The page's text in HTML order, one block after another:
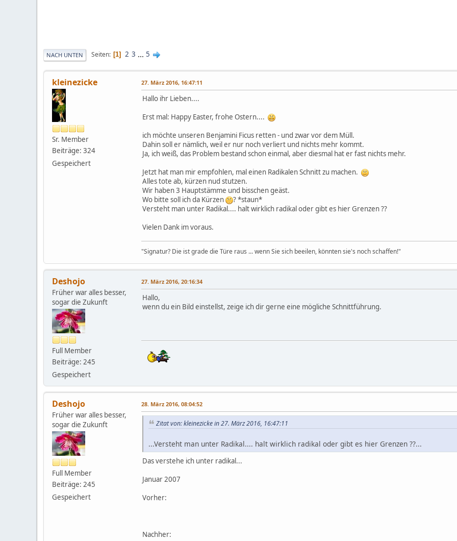
NACH UNTEN Seiten 1 2 3 ... 5
kleinezicke
Sr. Member
Beiträge: 324
Gespeichert
27. März 2016, 16:47:11
Hallo ihr Lieben....
Erst mal: Happy Easter, frohe Ostern....
ich möchte unseren Benjamini Ficus retten - und zwar vor dem Müll.
Dahin soll er nämlich, weil er nur noch verliert und nichts mehr kommt.
Ja, ich weiß, das Problem bestand schon einmal, aber diesmal hat er fast nichts mehr.
Jetzt hat man mir empfohlen, mal einen Radikalen Schnitt zu machen.
Alles tote ab, kürzen nud stutzen.
Wir haben 3 Hauptstämme und bisschen geäst.
Wo bitte soll ich da Kürzen
? *staun*
Versteht man unter Radikal.... halt wirklich radikal oder gibt es hier Grenzen ??
Vielen Dank im voraus.
"Signatur? Die ist grade die Türe raus ... wenn Sie sich beeilen, könnten sie's noch schaffen!"
Deshojo
Früher war alles besser,
sogar die Zukunft
Full Member
Beiträge: 245
Gespeichert
27. März 2016, 20:16:34
Hallo,
wenn du ein Bild einstellst, zeige ich dir gerne eine mögliche Schnittführung.
Deshojo
Früher war alles besser,
sogar die Zukunft
Full Member
Beiträge: 245
Gespeichert
28. März 2016, 08:04:52
Zitat von: kleinezicke in 27. März 2016, 16:47:11
...Versteht man unter Radikal.... halt wirklich radikal oder gibt es hier Grenzen ??...
Das verstehe ich unter radikal...
Januar 2007
Vorher:
Nachher: